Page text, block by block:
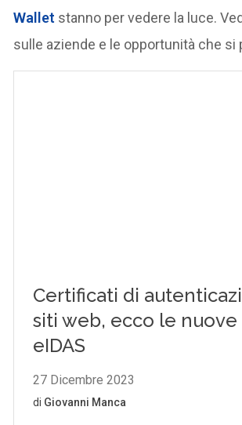
Wallet stanno per vedere la luce.
sulle aziende e le opportunità che si